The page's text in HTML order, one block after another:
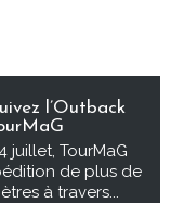
l’Outback
juillet, TourMaG
de plus de
à travers...